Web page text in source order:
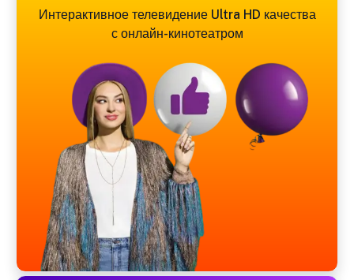
Интерактивное телевидение Ultra HD качества
с онлайн-кинотеатром